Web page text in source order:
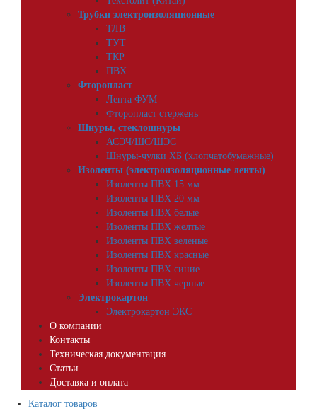
Трубки электроизоляционные
ТЛВ
ТУТ
ТКР
ПВХ
Фторопласт
Лента ФУМ
Фторопласт стержень
Шнуры, стеклошнуры
АСЭЧ/ШС/ШЭС
Шнуры-чулки ХБ (хлопчатобумажные)
Изоленты (электроизоляционные ленты)
Изоленты ПВХ 15 мм
Изоленты ПВХ 20 мм
Изоленты ПВХ белые
Изоленты ПВХ желтые
Изоленты ПВХ зеленые
Изоленты ПВХ красные
Изоленты ПВХ синие
Изоленты ПВХ черные
Электрокартон
Электрокартон ЭКС
О компании
Контакты
Техническая документация
Статьи
Доставка и оплата
Каталог товаров